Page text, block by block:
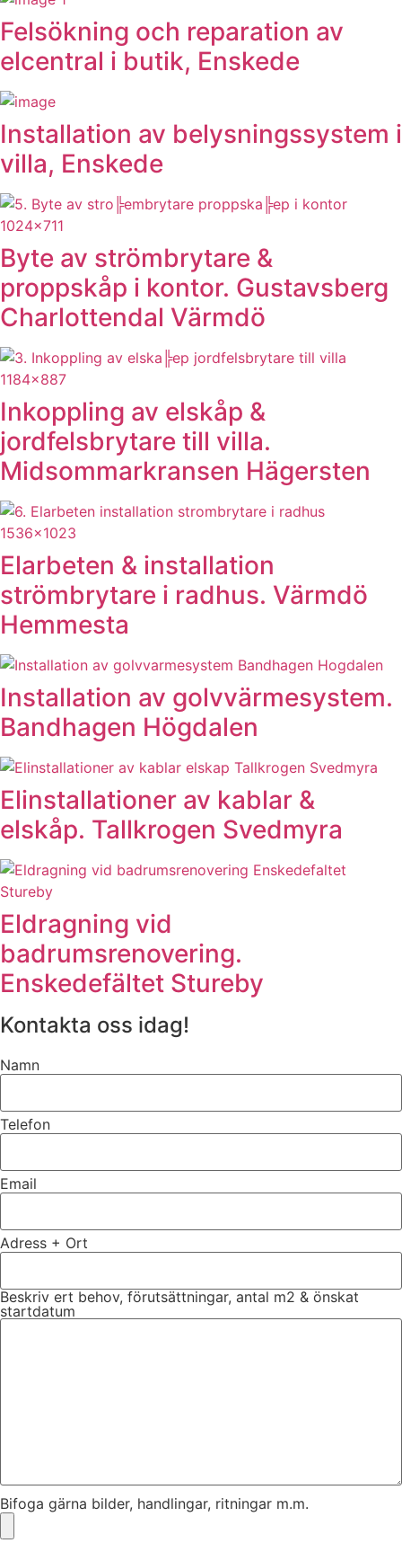
Felsökning och reparation av
elcentral i butik, Enskede
Installation av belysningssystem i
villa, Enskede
Byte av strömbrytare &
proppskåp i kontor. Gustavsberg
Charlottendal Värmdö
Inkoppling av elskåp &
jordfelsbrytare till villa.
Midsommarkransen Hägersten
Elarbeten & installation
strömbrytare i radhus. Värmdö
Hemmesta
Installation av golvvärmesystem.
Bandhagen Högdalen
Elinstallationer av kablar &
elskåp. Tallkrogen Svedmyra
Eldragning vid
badrumsrenovering.
Enskedefältet Stureby
Kontakta oss idag!
Namn
Telefon
Email
Adress + Ort
Beskriv ert behov, förutsättningar, antal m2 & önskat
startdatum
Bifoga gärna bilder, handlingar, ritningar m.m.